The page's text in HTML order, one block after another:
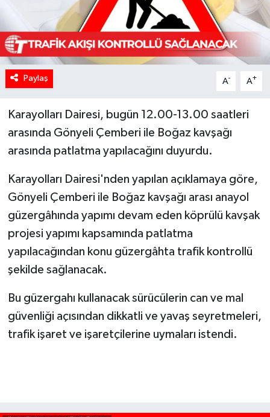
Paylaş A- A+
Karayolları Dairesi, bugün 12.00-13.00 saatleri
arasında Gönyeli Çemberi ile Boğaz kavşağı
arasında patlatma yapılacağını duyurdu.
Karayolları Dairesi'nden yapılan açıklamaya göre,
Gönyeli Çemberi ile Boğaz kavşağı arası anayol
güzergâhında yapımı devam eden köprülü kavşak
projesi yapımı kapsamında patlatma
yapılacağından konu güzergâhta trafik kontrollü
şekilde sağlanacak.
Bu güzergahı kullanacak sürücülerin can ve mal
güvenliği açısından dikkatli ve yavaş seyretmeleri,
trafik işaret ve işaretçilerine uymaları istendi.